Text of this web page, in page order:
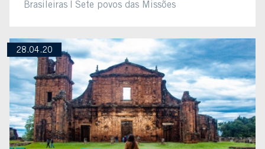
Brasileiras
Sete povos das Missões
28.04.20